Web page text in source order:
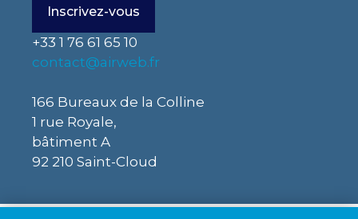
Inscrivez-vous
+33 1 76 61 65 10
contact@airweb.fr
166 Bureaux de la Colline
1 rue Royale,
bâtiment A
92 210 Saint-Cloud